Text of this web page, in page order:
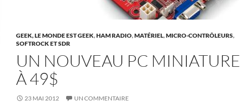
GEEK, LE MONDE EST GEEK,HAM RADIO,MATÉRIEL,MICRO-CONTRÔLEURS,
SOFTROCK ET SDR
UN NOUVEAU PC MINIATURE
À 49$
23 MAI 2012 UN COMMENTAIRE